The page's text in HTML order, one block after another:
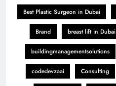
Best Plastic Surgeon in Dubai
Brand breast lift in Dubai
buildingmanagementsolutions
codedevzaai Consulting